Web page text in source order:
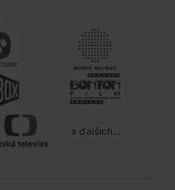
a ďalších...